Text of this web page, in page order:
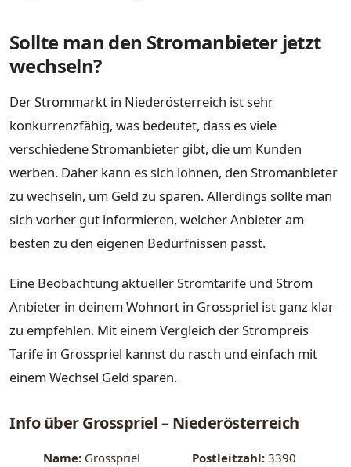
Sollte man den Stromanbieter jetzt
wechseln?
Der Strommarkt in Niederösterreich ist sehr
konkurrenzfähig, was bedeutet, dass es viele
verschiedene Stromanbieter gibt, die um Kunden
werben. Daher kann es sich lohnen, den Stromanbieter
zu wechseln, um Geld zu sparen. Allerdings sollte man
sich vorher gut informieren, welcher Anbieter am
besten zu den eigenen Bedürfnissen passt.
Eine Beobachtung aktueller Stromtarife und Strom
Anbieter in deinem Wohnort in Grosspriel ist ganz klar
zu empfehlen. Mit einem Vergleich der Strompreis
Tarife in Grosspriel kannst du rasch und einfach mit
einem Wechsel Geld sparen.
Info über Grosspriel – Niederösterreich
Name: Grosspriel Postleitzahl: 3390